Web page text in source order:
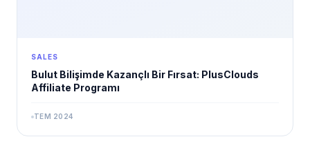
SALES
Bulut Bilişimde Kazançlı Bir Fırsat: PlusClouds
Affiliate Programı
TEM 2024